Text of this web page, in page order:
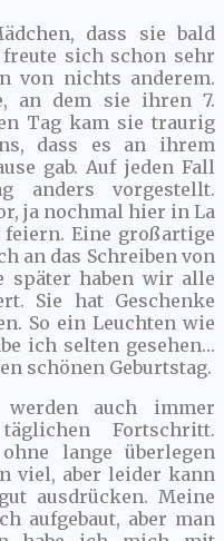
dass sie bald
freute sich schon sehr
von nichts anderem.
an dem sie ihren 7.
Tag kam sie traurig
dass es an ihrem
gab. Auf jeden Fall
anders vorgestellt.
ja nochmal hier in La
Eine großartige
an das Schreiben von
später haben wir alle
Sie hat Geschenke
So ein Leuchten wie
ich selten gesehen…
schönen Geburtstag.
werden auch immer
Fortschritt.
lange überlegen
viel, aber leider kann
ausdrücken. Meine
aufgebaut, aber man